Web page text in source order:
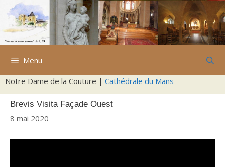
Aller
contenu
Menu
Notre Dame de la Couture | Cathédrale du Mans
Brevis Visita Façade Ouest
8 mai 2020